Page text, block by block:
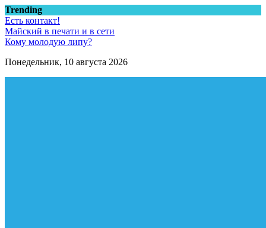
Перейти
к
содержимому
Trending
Есть контакт!
Майский в печати и в сети
Кому молодую липу?
Понедельник, 10 августа 2026